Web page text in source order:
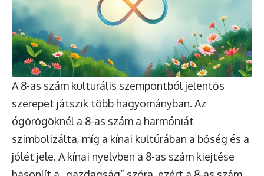
A 8-as szám kulturális szempontból jelentős
szerepet játszik több hagyományban. Az
ógörögöknél a 8-as szám a harmóniát
szimbolizálta, míg a kínai kultúrában a bőség és a
jólét jele. A kínai nyelvben a 8-as szám kiejtése